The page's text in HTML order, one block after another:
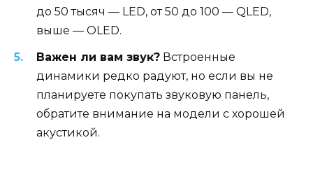
до 50 тысяч — LED, от 50 до 100 — QLED,
выше — OLED.
Важен ли вам звук? Встроенные
динамики редко радуют, но если вы не
планируете покупать звуковую панель,
обратите внимание на модели с хорошей
акустикой.